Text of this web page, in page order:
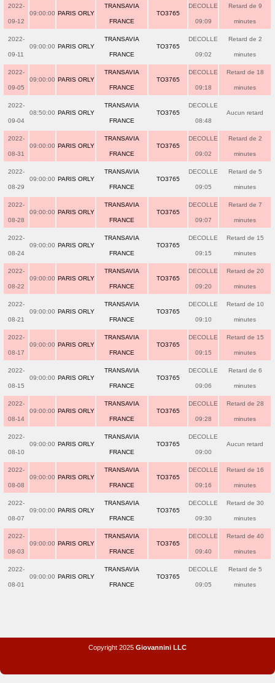
2022-
09-12
09:00:00 PARIS ORLY
TRANSAVIA
FRANCE
TO3765
DECOLLE
09:09
Retard de 9
minutes
2022-
09-11
09:00:00 PARIS ORLY
TRANSAVIA
FRANCE
TO3765
DECOLLE
09:02
Retard de 2
minutes
2022-
09-05
09:00:00 PARIS ORLY
TRANSAVIA
FRANCE
TO3765
DECOLLE
09:18
Retard de 18
minutes
2022-
09-04
08:50:00 PARIS ORLY
TRANSAVIA
FRANCE
TO3765
DECOLLE
08:48
Aucun retard
2022-
08-31
09:00:00 PARIS ORLY
TRANSAVIA
FRANCE
TO3765
DECOLLE
09:02
Retard de 2
minutes
2022-
08-29
09:00:00 PARIS ORLY
TRANSAVIA
FRANCE
TO3765
DECOLLE
09:05
Retard de 5
minutes
2022-
08-28
09:00:00 PARIS ORLY
TRANSAVIA
FRANCE
TO3765
DECOLLE
09:07
Retard de 7
minutes
2022-
08-24
09:00:00 PARIS ORLY
TRANSAVIA
FRANCE
TO3765
DECOLLE
09:15
Retard de 15
minutes
2022-
08-22
09:00:00 PARIS ORLY
TRANSAVIA
FRANCE
TO3765
DECOLLE
09:20
Retard de 20
minutes
2022-
08-21
09:00:00 PARIS ORLY
TRANSAVIA
FRANCE
TO3765
DECOLLE
09:10
Retard de 10
minutes
2022-
08-17
09:00:00 PARIS ORLY
TRANSAVIA
FRANCE
TO3765
DECOLLE
09:15
Retard de 15
minutes
2022-
08-15
09:00:00 PARIS ORLY
TRANSAVIA
FRANCE
TO3765
DECOLLE
09:06
Retard de 6
minutes
2022-
08-14
09:00:00 PARIS ORLY
TRANSAVIA
FRANCE
TO3765
DECOLLE
09:28
Retard de 28
minutes
2022-
08-10
09:00:00 PARIS ORLY
TRANSAVIA
FRANCE
TO3765
DECOLLE
09:00
Aucun retard
2022-
08-08
09:00:00 PARIS ORLY
TRANSAVIA
FRANCE
TO3765
DECOLLE
09:16
Retard de 16
minutes
2022-
08-07
09:00:00 PARIS ORLY
TRANSAVIA
FRANCE
TO3765
DECOLLE
09:30
Retard de 30
minutes
2022-
08-03
09:00:00 PARIS ORLY
TRANSAVIA
FRANCE
TO3765
DECOLLE
09:40
Retard de 40
minutes
2022-
08-01
09:00:00 PARIS ORLY
TRANSAVIA
FRANCE
TO3765
DECOLLE
09:05
Retard de 5
minutes
Copyright 2025 Giovannini LLC